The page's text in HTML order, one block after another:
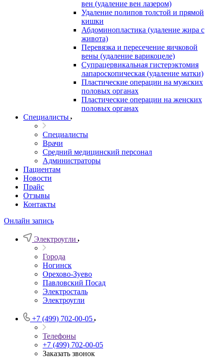
вен (удаление вен лазером)
Удаление полипов толстой и прямой
кишки
Абдоминопластика (удаление жира с
живота)
Перевязка и пересечение яичковой
вены (удаление варикоцеле)
Супрацервикальная гистерэктомия
лапароскопическая (удаление матки)
Пластические операции на мужских
половых органах
Пластические операции на женских
половых органах
Специалисты
Специалисты
Врачи
Средний медицинский персонал
Администраторы
Пациентам
Новости
Прайс
Отзывы
Контакты
Онлайн запись
Электроугли
Города
Ногинск
Орехово-Зуево
Павловский Посад
Электросталь
Электроугли
+7 (499) 702-00-05
Телефоны
+7 (499) 702-00-05
Заказать звонок